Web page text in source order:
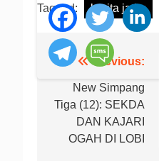
Tagged: berita jatim
Navigasi
pos
Previous:
New Simpang
Tiga (12): SEKDA
DAN KAJARI
OGAH DI LOBI